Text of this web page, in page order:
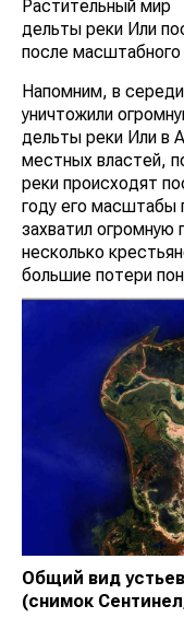
Растительный мир
дельты реки Или
после
Напомним, в
уничтожили
дельты реки Или в
местных властей,
реки происходят
году его масштабы
захватил огромную
несколько
большие потери
Общий вид
(снимок